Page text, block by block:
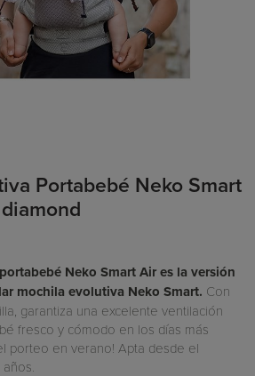
Portabebé Neko Smart
Neko Smart Aires la versión
mochila evolutiva Neko Smart. Con
garantiza una excelente ventilación
fresco y cómodo en los días más
porteo en verano! Apta desde el